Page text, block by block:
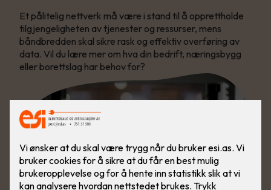
Et pålitelig nettverk må være i stand til å opprettholde
tilgjengeligheten av tjenester og ressurser, mens
båndbredden skal sikre rask og effektiv overføring av
data. Vil du lære mer om hva din bedrift, næringsbygg
eller borettslag har behov for?